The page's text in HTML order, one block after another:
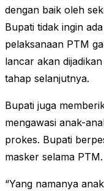
dengan baik oleh
Bupati tidak ingin
pelaksanaan PTM
lancar akan
tahap selanjutnya.
Bupati juga
mengawasi anak-
prokes. Bupati
masker selama PTM.
“Yang namanya